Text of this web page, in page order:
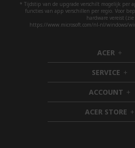
* Tijdstip van de upgrade verschilt mogelijk per
functies van app verschillen per regio. Voor
hardware vereist (zie
https://www.microsoft.com/nl-nl/windows/
ACER h
i
d
d
e
n
SERVICE h
i
d
d
e
n
ACCOUNT h
i
d
d
ACER STORE h
i